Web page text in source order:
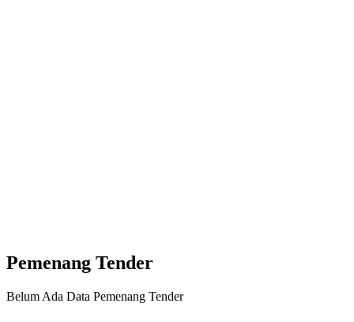
Pemenang Tender
Belum Ada Data Pemenang Tender